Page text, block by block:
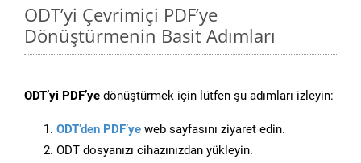
ODT’yi Çevrimiçi PDF’ye
Dönüştürmenin Basit Adımları
ODT’yi PDF’ye dönüştürmek için lütfen şu adımları izleyin:
ODT’den PDF’ye web sayfasını ziyaret edin.
ODT dosyanızı cihazınızdan yükleyin.